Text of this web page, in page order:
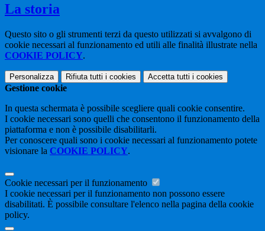
La storia
Questo sito o gli strumenti terzi da questo utilizzati si avvalgono di
cookie necessari al funzionamento ed utili alle finalità illustrate nella
COOKIE POLICY.
Personalizza Rifiuta tutti i cookies Accetta tutti i cookies
Gestione cookie
In questa schermata è possibile scegliere quali cookie consentire.
I cookie necessari sono quelli che consentono il funzionamento della
piattaforma e non è possibile disabilitarli.
Per conoscere quali sono i cookie necessari al funzionamento potete
visionare la COOKIE POLICY.
Cookie necessari per il funzionamento
I cookie necessari per il funzionamento non possono essere
disabilitati. È possibile consultare l'elenco nella pagina della cookie
policy.